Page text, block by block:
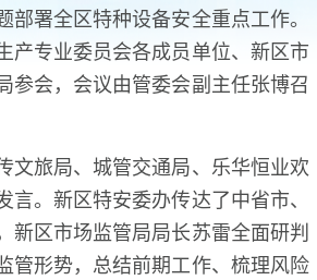
部署全区特种设备安全重点工作。
产专业委员会各成员单位、新区市
参会，会议由管委会副主任张博召
文旅局、城管交通局、乐华恒业欢
言。新区特安委办传达了中省市、
新区市场监管局局长苏雷全面研判
管形势，总结前期工作、梳理风险